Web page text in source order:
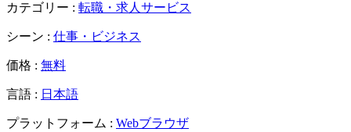
カテゴリー : 転職・求人サービス
シーン : 仕事・ビジネス
価格 : 無料
言語 : 日本語
プラットフォーム : Webブラウザ